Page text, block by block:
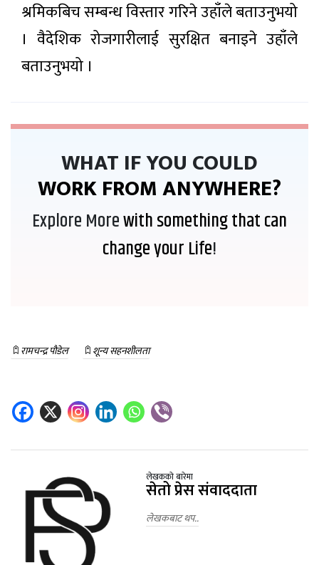
श्रमिकबिच सम्बन्ध विस्तार गरिने उहाँले बताउनुभयो
। वैदेशिक रोजगारीलाई सुरक्षित बनाइने उहाँले
बताउनुभयो ।
WHAT IF YOU COULD
WORK FROM ANYWHERE?
Explore Morewith something that can
change your Life!
रामचन्द्र पौडेल शून्य सहनशीलता
लेखकको बारेमा
सेतो प्रेस संवाददाता
लेखकबाट थप..